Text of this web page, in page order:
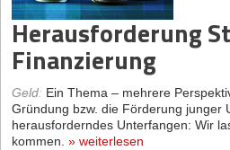
Herausforderung
Finanzierung
Geld: Ein Thema – mehrere
Gründung bzw. die Förderung junger
herausforderndes Unterfangen: Wir
kommen. » weiterlesen